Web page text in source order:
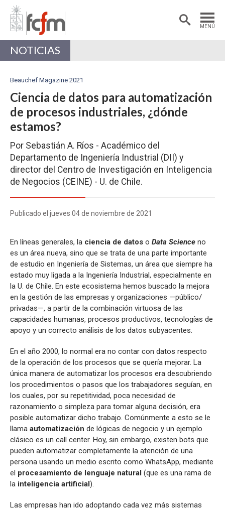
MENÚ
Estudiantes
Académicas/os
NOTICIAS
Beauchef Magazine 2021
Ciencia de datos para automatización
de procesos industriales, ¿dónde
estamos?
Por Sebastián A. Ríos - Académico del
Departamento de Ingeniería Industrial (DII) y
director del Centro de Investigación en Inteligencia
de Negocios (CEINE) - U. de Chile.
Publicado el jueves 04 de noviembre de 2021
En líneas generales, la ciencia de datos o Data Science no
es un área nueva, sino que se trata de una parte importante
de estudio en Ingeniería de Sistemas, un área que siempre ha
estado muy ligada a la Ingeniería Industrial, especialmente en
la U. de Chile. En este ecosistema hemos buscado la mejora
en la gestión de las empresas y organizaciones —público/
privadas—, a partir de la combinación virtuosa de las
capacidades humanas, procesos productivos, tecnologías de
apoyo y un correcto análisis de los datos subyacentes.
En el año 2000, lo normal era no contar con datos respecto
de la operación de los procesos que se quería mejorar. La
única manera de automatizar los procesos era descubriendo
los procedimientos o pasos que los trabajadores seguían, en
los cuales, por su repetitividad, poca necesidad de
razonamiento o simpleza para tomar alguna decisión, era
posible automatizar dicho trabajo. Comúnmente a esto se le
llama automatización de lógicas de negocio y un ejemplo
clásico es un call center. Hoy, sin embargo, existen bots que
pueden automatizar completamente la atención de una
persona usando un medio escrito como WhatsApp, mediante
el procesamiento de lenguaje natural (que es una rama de
la inteligencia artificial).
Las empresas han ido adoptando cada vez más sistemas